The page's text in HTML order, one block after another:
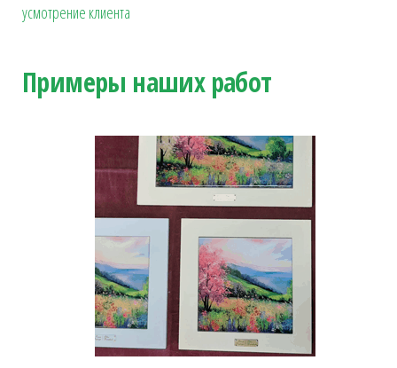
усмотрение клиента
Примеры наших работ